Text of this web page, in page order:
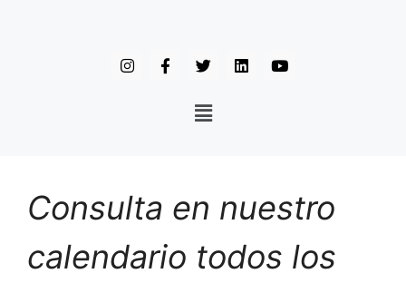
Consulta en nuestro
calendario todos los